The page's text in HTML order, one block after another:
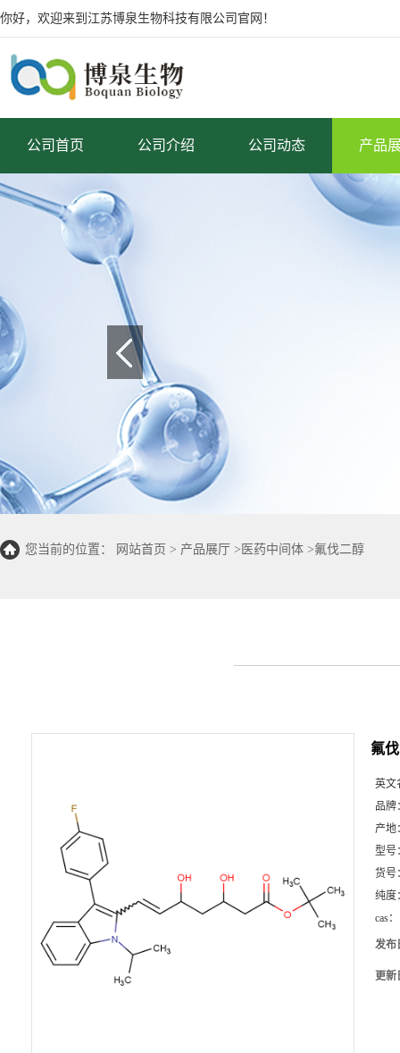
你好，欢迎来到江苏博泉生物科技有限公司官网！
公司首页 公司介绍 公司动态 产品
您当前的位置： 网站首页 > 产品展厅 > 医药中间体 >氟伐二醇
氟
英文
品牌
产地
型号
货号
纯度
cas：
发布
更新